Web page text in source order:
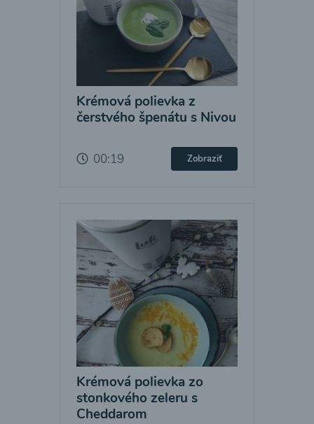
Krémová polievka z
čerstvého špenátu s Nivou
00:19 Zobraziť
Krémová polievka zo
stonkového zeleru s
Cheddarom